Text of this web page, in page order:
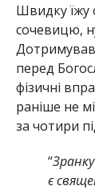
Швидку їжу
сочевицю,
перед
фізичні
раніше не
за чотири
“
є